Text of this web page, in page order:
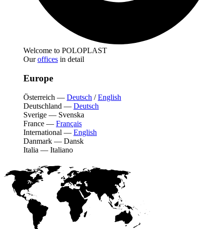
Welcome to POLOPLAST
Ouroffices in detail
Europe
Österreich — Deutsch /English
Deutschland — Deutsch
Sverige — Svenska
France — Français
International — English
Danmark — Dansk
Italia — Italiano